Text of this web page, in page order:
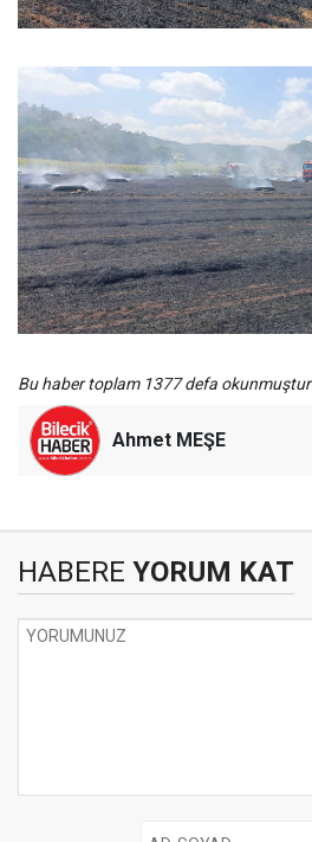
Bu haber toplam 1377 defa okunmuştur
Ahmet MEŞE
HABERE YORUM KAT